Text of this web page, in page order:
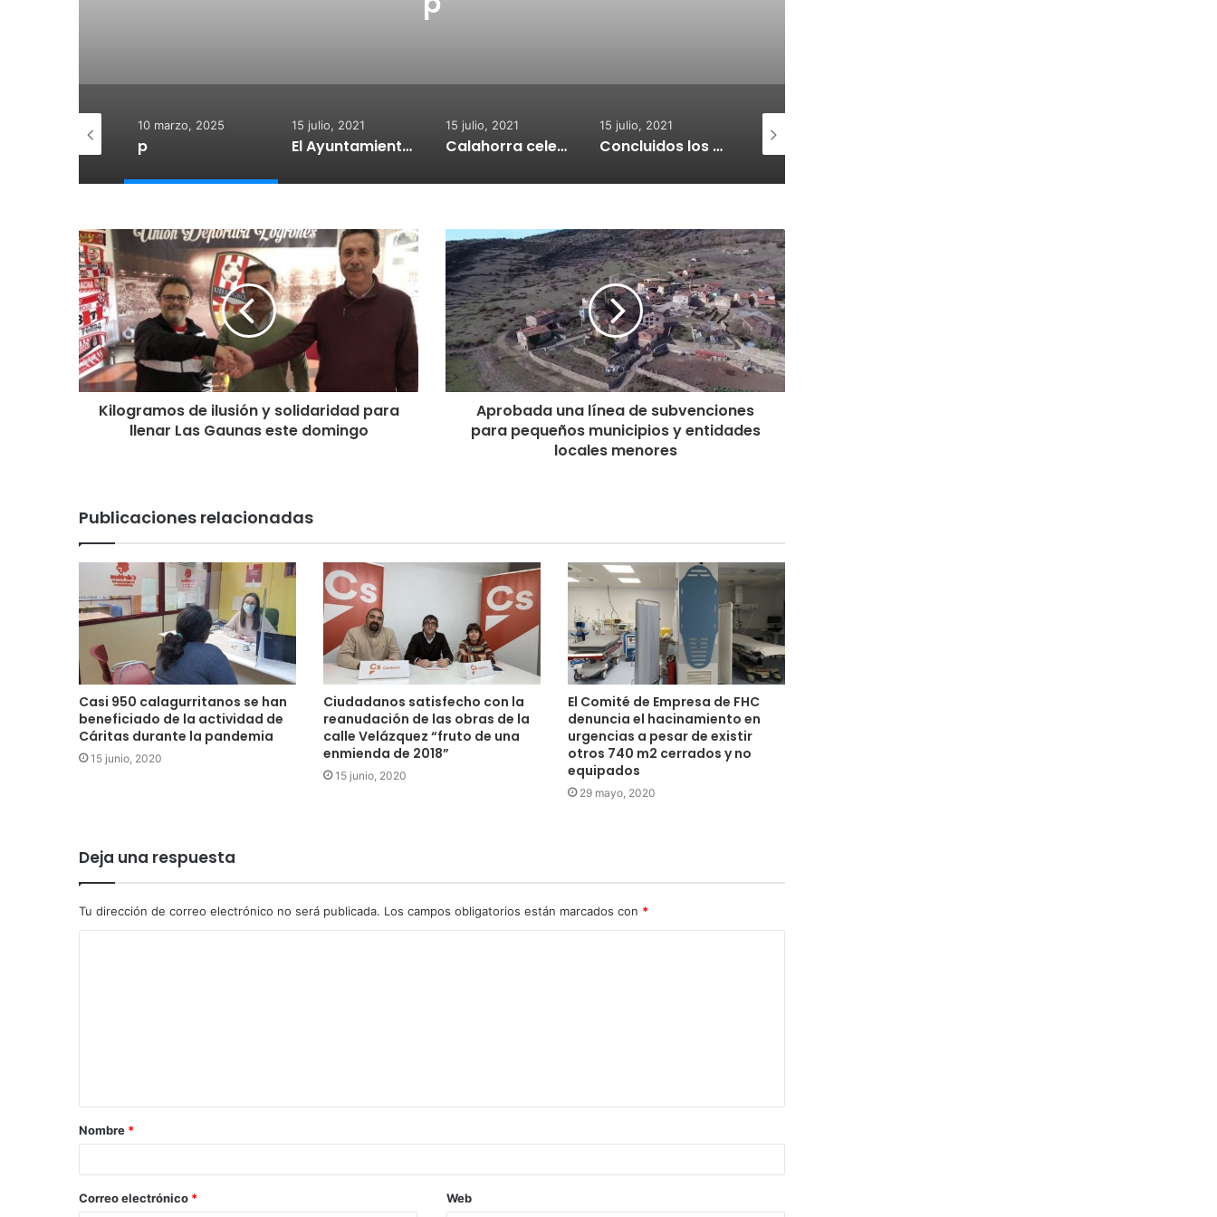
10 marzo, 2025
p
15 julio, 2021
El Ayuntamiento de Calahorra convoca subvenciones para la adquisión de medidores de CO2
15 julio, 2021
Calahorra celebrará el Croquetur II
15 julio, 2021
Concluidos los trabajos de reposición del asfaltado de Calahorra
Kilogramos de ilusión y solidaridad para
llenar Las Gaunas este domingo
Aprobada una línea de subvenciones
para pequeños municipios y entidades
locales menores
Publicaciones relacionadas
Casi 950 calagurritanos se han
beneficiado de la actividad de
Cáritas durante la pandemia
15 junio, 2020
Ciudadanos satisfecho con la
reanudación de las obras de la
calle Velázquez “fruto de una
enmienda de 2018”
15 junio, 2020
El Comité de Empresa de FHC
denuncia el hacinamiento en
urgencias a pesar de existir
otros 740 m2 cerrados y no
equipados
29 mayo, 2020
Deja una respuesta
Tu dirección de correo electrónico no será publicada. Los campos obligatorios están marcados con *
Nombre *
Correo electrónico * Web